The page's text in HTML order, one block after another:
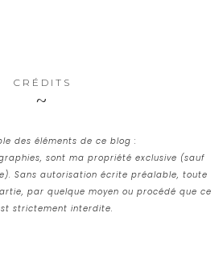
CRÉDITS
des éléments de ce blog :
sont ma propriété exclusive (sauf
Sans autorisation écrite préalable, toute
par quelque moyen ou procédé que ce
strictement interdite.